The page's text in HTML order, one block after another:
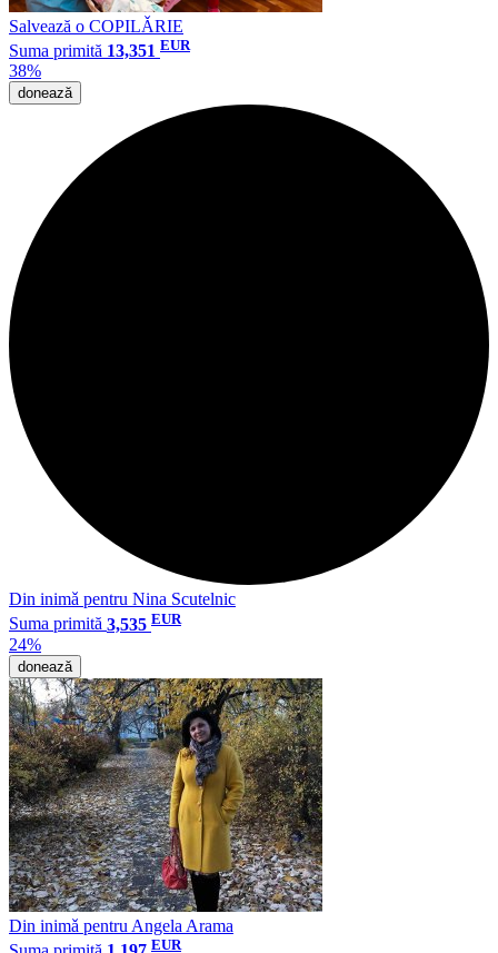
Salvează o COPILǍRIE
Suma primită 13,351 EUR
38%
donează
Din inimǎ pentru Nina Scutelnic
Suma primită 3,535 EUR
24%
donează
Din inimǎ pentru Angela Arama
EUR